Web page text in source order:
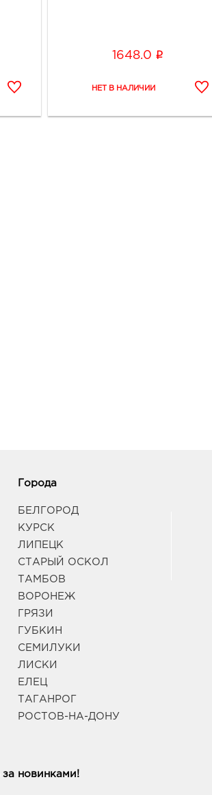
1648.0 i
Города
БЕЛГОРОД
КУРСК
ЛИПЕЦК
СТАРЫЙ ОСКОЛ
ТАМБОВ
ВОРОНЕЖ
ГРЯЗИ
ГУБКИН
СЕМИЛУКИ
ЛИСКИ
ЕЛЕЦ
ТАГАНРОГ
РОСТОВ-НА-ДОНУ
за новинками!